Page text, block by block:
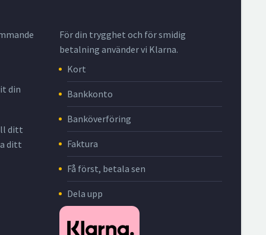
din
ditt
ditt
För din trygghet och för smidig
betalning använder vi Klarna.
Kort
Bankkonto
Banköverföring
Faktura
Få först, betala sen
Dela upp